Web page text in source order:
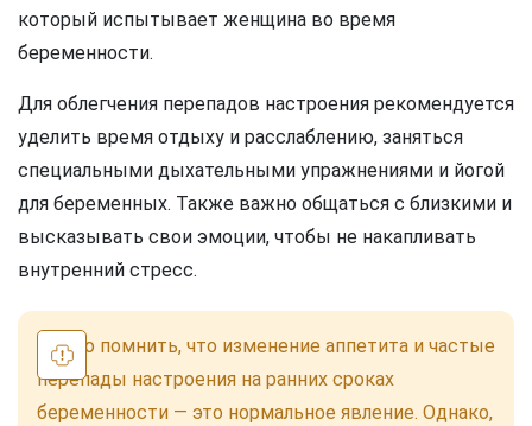
который испытывает женщина во время
беременности.
Для облегчения перепадов настроения рекомендуется
уделить время отдыху и расслаблению, заняться
специальными дыхательными упражнениями и йогой
для беременных. Также важно общаться с близкими и
высказывать свои эмоции, чтобы не накапливать
внутренний стресс.
Важно помнить, что изменение аппетита и частые
перепады настроения на ранних сроках
беременности — это нормальное явление. Однако,